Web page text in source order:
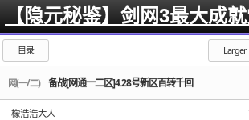
【隐元秘鉴】剑网3最大成
目录 Larger
网(一/二) 备战[网通一二区]4.28号新区百转千回
檬浩浩大人